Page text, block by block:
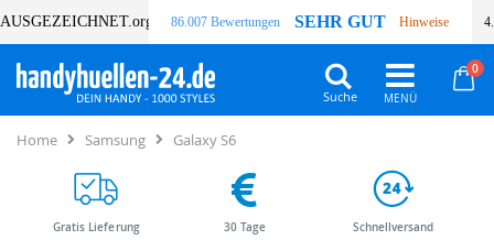
AUSGEZEICHNET.org 86.007 Bewertungen SEHR GUT Hinweise
0
Suche
Home Samsung Galaxy S6
Gratis Lieferung
30 Tage
Schnellversand